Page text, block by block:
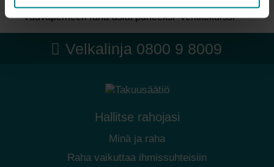
Vauvaperheen raha-asiat puheeksi -verkkokurssi
Velkalinja 0800 9 8009
Hallitse rahojasi
Minä ja raha
Raha vaikuttaa ihmissuhteisiin